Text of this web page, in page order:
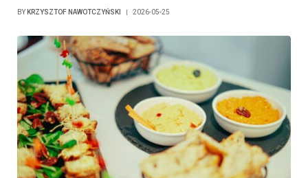
BY KRZYSZTOF NAWOTCZYŃSKI 2026-05-25